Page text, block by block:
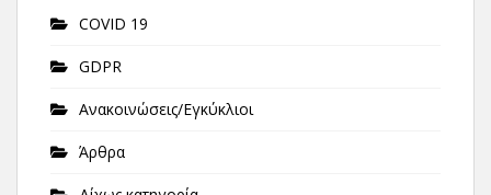
COVID 19
GDPR
Ανακοινώσεις/Εγκύκλιοι
Άρθρα